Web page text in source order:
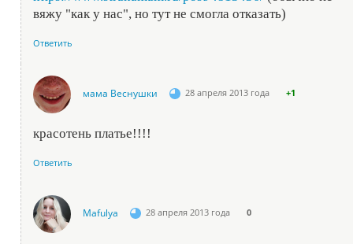
вяжу "как у нас", но тут не смогла отказать)
Ответить
мама Веснушки 28 апреля 2013 года +1
красотень платье!!!!
Ответить
Mafulya 28 апреля 2013 года 0